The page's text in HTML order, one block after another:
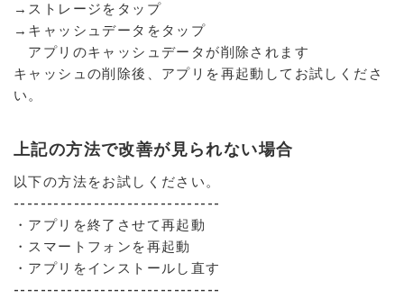
→ストレージをタップ
→キャッシュデータをタップ
アプリのキャッシュデータが削除されます
キャッシュの削除後、アプリを再起動してお試しくださ
い。
上記の方法で改善が見られない場合
以下の方法をお試しください。
-------------------------------
・アプリを終了させて再起動
・スマートフォンを再起動
・アプリをインストールし直す
-------------------------------